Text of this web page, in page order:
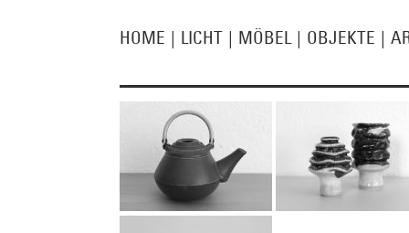
HOME | LICHT | MÖBEL | OBJEKTE |